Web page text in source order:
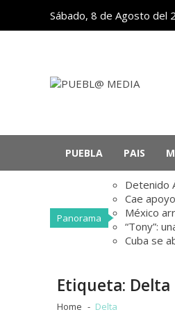
navigation
content
Sábado, 8 de Agosto del
PUEBLA PAIS
Panorama
Detenido
Cae
México
“Tony”:
Cuba se
Etiqueta: Delta
Home Delta